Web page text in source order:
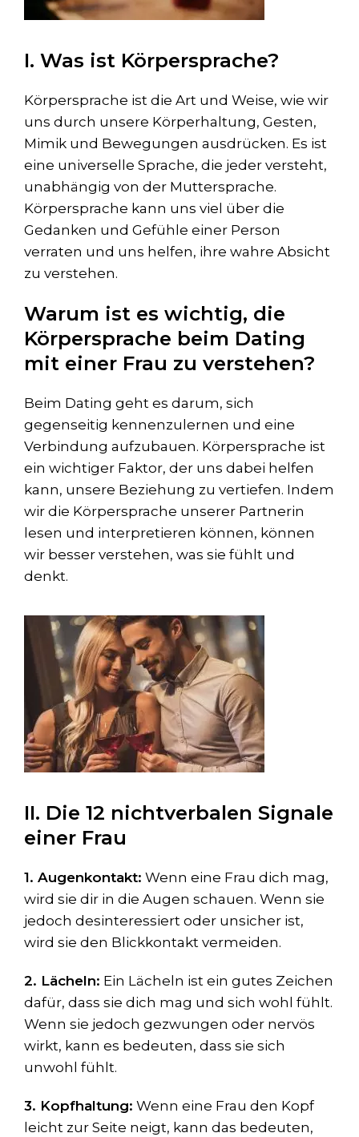
I. Was ist Körpersprache?
Körpersprache ist die Art und Weise, wie wir
uns durch unsere Körperhaltung, Gesten,
Mimik und Bewegungen ausdrücken. Es ist
eine universelle Sprache, die jeder versteht,
unabhängig von der Muttersprache.
Körpersprache kann uns viel über die
Gedanken und Gefühle einer Person
verraten und uns helfen, ihre wahre Absicht
zu verstehen.
Warum ist es wichtig, die
Körpersprache beim Dating
mit einer Frau zu verstehen?
Beim Dating geht es darum, sich
gegenseitig kennenzulernen und eine
Verbindung aufzubauen. Körpersprache ist
ein wichtiger Faktor, der uns dabei helfen
kann, unsere Beziehung zu vertiefen. Indem
wir die Körpersprache unserer Partnerin
lesen und interpretieren können, können
wir besser verstehen, was sie fühlt und
denkt.
II. Die 12 nichtverbalen Signale
einer Frau
1. Augenkontakt: Wenn eine Frau dich mag,
wird sie dir in die Augen schauen. Wenn sie
jedoch desinteressiert oder unsicher ist,
wird sie den Blickkontakt vermeiden.
2. Lächeln: Ein Lächeln ist ein gutes Zeichen
dafür, dass sie dich mag und sich wohl fühlt.
Wenn sie jedoch gezwungen oder nervös
wirkt, kann es bedeuten, dass sie sich
unwohl fühlt.
3. Kopfhaltung: Wenn eine Frau den Kopf
leicht zur Seite neigt, kann das bedeuten,